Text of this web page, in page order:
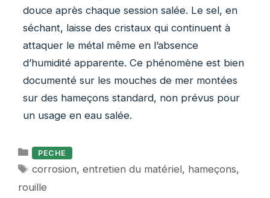
douce après chaque session salée. Le sel, en
séchant, laisse des cristaux qui continuent à
attaquer le métal même en l’absence
d’humidité apparente. Ce phénomène est bien
documenté sur les mouches de mer montées
sur des hameçons standard, non prévus pour
un usage en eau salée.
Catégories
PECHE
Étiquettes
corrosion,entretien du matériel, hameçons,
rouille